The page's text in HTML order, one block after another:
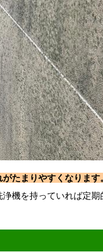
たまりやすくなります
機を持っていれば定